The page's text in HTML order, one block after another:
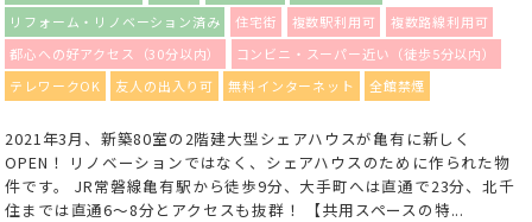
リフォーム・リノベーション済み
住宅街 複数駅利用可
複数路線利用可
都心への好アクセス（30分以内）
コンビニ・スーパー近い（徒歩5分以内）
テレワークOK
友人の出入り可 無料インターネット 全館禁煙
2021年3月、新築80室の2階建大型シェアハウスが亀有に新しく
OPEN！ リノベーションではなく、シェアハウスのために作られた物
件です。 JR常磐線亀有駅から徒歩9分、大手町へは直通で23分、北千
住までは直通6〜8分とアクセスも抜群！ 【共用スペースの特...